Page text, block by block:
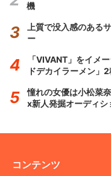
機
上質で没入感のあ
ー
「VIVANT」をイメ
ドデカイラーメン」
憧れの女優は小松菜
x新人発掘オーディ
コンテンツ